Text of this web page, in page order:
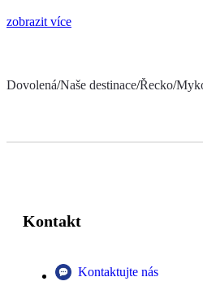
zobrazit více
Dovolená/Naše destinace/Řecko/
Kontakt
Kontaktujte nás